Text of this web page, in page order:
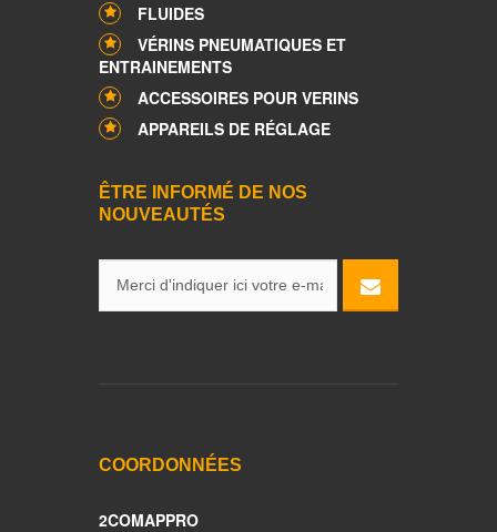
FLUIDES
VÉRINS PNEUMATIQUES ET
ENTRAINEMENTS
ACCESSOIRES POUR VERINS
APPAREILS DE RÉGLAGE
ÊTRE INFORMÉ DE NOS
NOUVEAUTÉS
COORDONNÉES
2COMAPPRO